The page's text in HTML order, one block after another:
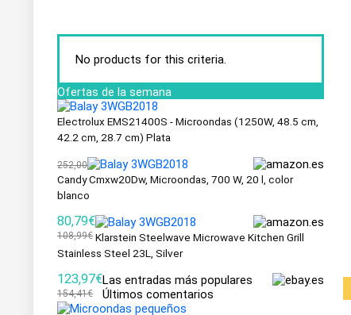
No products for this criteria.
Ofertas de la semana
Electrolux EMS21400S - Microondas (1250W, 48.5 cm,
42.2 cm, 28.7 cm) Plata
252,00
Candy Cmxw20Dw, Microondas, 700 W, 20 l, color
blanco
80,79€
108,99€ Klarstein Steelwave Microwave Kitchen Grill
Stainless Steel 23L, Silver
123,97€
154,41€
Las entradas más populares
Últimos comentarios